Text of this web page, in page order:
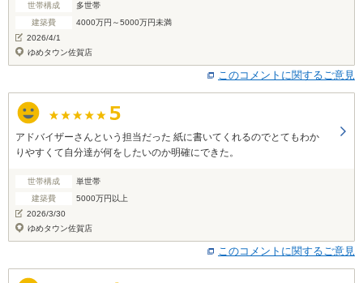
世帯構成
多世帯
建築費
4000万円～5000万円未満
2026/4/1
ゆめタウン佐賀店
このコメントに関するご意見
アドバイザーさんという担当だった 紙に書いてくれるのでとてもわか
りやすくて自分達が何をしたいのか明確にできた。
世帯構成
単世帯
建築費
5000万円以上
2026/3/30
ゆめタウン佐賀店
このコメントに関するご意見